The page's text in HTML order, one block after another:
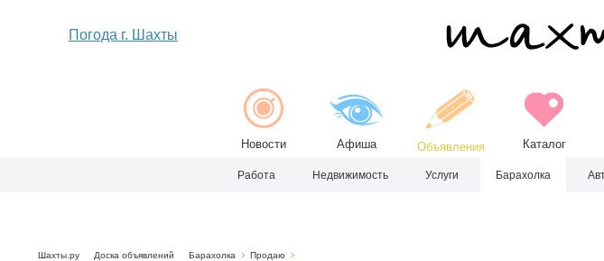
Погода г. Шахты
Новости Афиша Объявления Каталог
Работа Недвижимость Услуги Барахолка
Шахты.ру Доска объявлений Барахолка Продаю